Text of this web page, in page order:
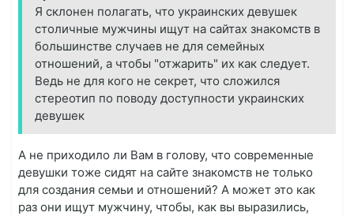
Я склонен полагать, что украинских девушек
столичные мужчины ищут на сайтах знакомств в
большинстве случаев не для семейных
отношений, а чтобы "отжарить" их как следует.
Ведь не для кого не секрет, что сложился
стереотип по поводу доступности украинских
девушек
А не приходило ли Вам в голову, что современные
девушки тоже сидят на сайте знакомств не только
для создания семьи и отношений? А может это как
раз они ищут мужчину, чтобы, как вы выразились,